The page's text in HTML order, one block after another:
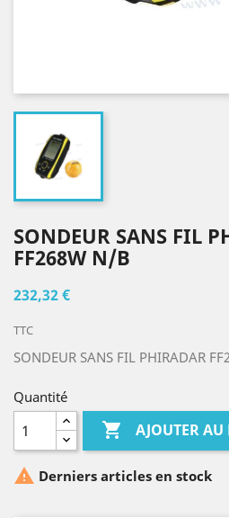
SONDEUR SANS FIL
FF268W N/B
232,32 €
TTC
SONDEUR SANS FIL PHIRADAR
Quantité
 AJOUTER
 Derniers articles en stock